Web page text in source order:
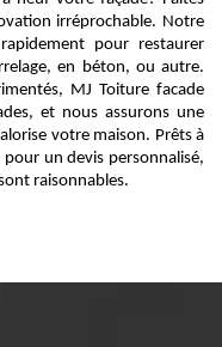
irréprochable. Notre
pour restaurer
en béton, ou autre.
MJ Toiture facade
et nous assurons une
votre maison. Prêts à
un devis personnalisé,
raisonnables.